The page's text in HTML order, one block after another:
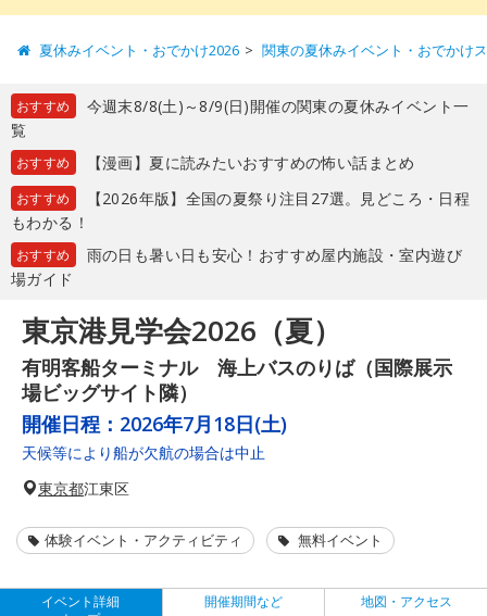
夏休みイベント・おでかけ2026 関東の夏休みイベント・おでかけ
おすすめ
今週末8/8(土)～8/9(日)開催の関東の夏休みイベント一
覧
おすすめ 【漫画】夏に読みたいおすすめの怖い話まとめ
おすすめ
【2026年版】全国の夏祭り注目27選。見どころ・日程
もわかる！
おすすめ
雨の日も暑い日も安心！おすすめ屋内施設・室内遊び
場ガイド
東京港見学会2026（夏）
有明客船ターミナル 海上バスのりば（国際展示
場ビッグサイト隣）
開催日程： 2026年7月18日(土)
天候等により船が欠航の場合は中止
東京都江東区
体験イベント・アクティビティ 無料イベント
イベント詳細
開催期間など 地図・アクセス